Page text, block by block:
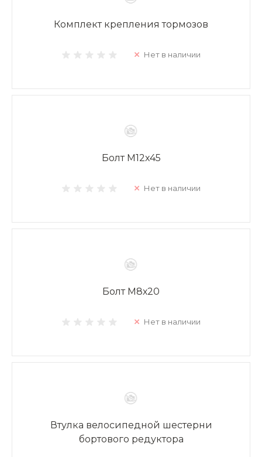
Комплект крепления тормозов
Нет в наличии
Болт М12х45
Нет в наличии
Болт М8х20
Нет в наличии
Втулка велосипедной шестерни
бортового редуктора